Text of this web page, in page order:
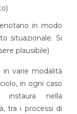
in modo
situazionale. Si
plausibile)
in varie modalità
in ogni caso
nella
tra i processi di